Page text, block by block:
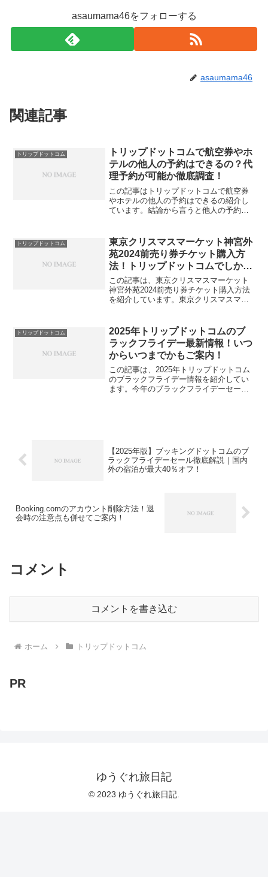
asaumama46をフォローする
asaumama46
関連記事
トリップドットコム
トリップドットコムで航空券やホ
テルの他人の予約はできるの？代
理予約が可能か徹底調査！
この記事はトリップドットコムで航空券
やホテルの他人の予約はできるの紹介し
ています。結論から言うと他人の予約は
者の変更をしないようにしてください。
ホテルも航空券代理予約は...
トリップドットコム
東京クリスマスマーケット神宮外
苑2024前売り券チケット購入方
法！トリップドットコムでしか買
えないの？
この記事は、東京クリスマスマーケット
神宮外苑2024前売り券チケット購入方法
を紹介しています。東京クリスマスマー
売りチケットはトリップドットコムだ
け？」「前売りチケット...
トリップドットコム
2025年トリップドットコムのブ
ラックフライデー最新情報！いつ
からいつまでかもご案内！
この記事は、2025年トリップドットコム
のブラックフライデー情報を紹介してい
ます。今年のブラックフライデーセール
【2025年版】ブッキングドットコムのブ
ラックフライデーセール徹底解説｜国内
外の宿泊が最大40％オフ！
Booking.comのアカウント削除方法！退
会時の注意点も併せてご案内！
コメント
コメントを書き込む
ホーム トリップドットコム
PR
ゆうぐれ旅日記
© 2023 ゆうぐれ旅日記.